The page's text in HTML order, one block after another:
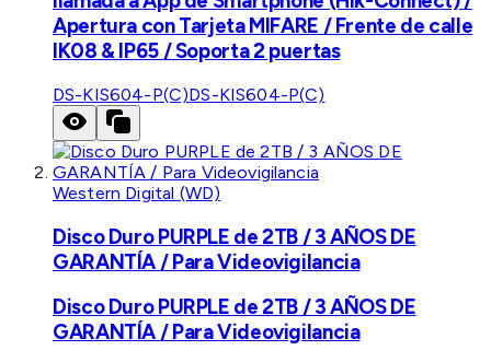
Apertura con Tarjeta MIFARE / Frente de calle
IK08 & IP65 / Soporta 2 puertas
DS-KIS604-P(C)DS-KIS604-P(C)
Western Digital (WD)
Disco Duro PURPLE de 2TB / 3 AÑOS DE
GARANTÍA / Para Videovigilancia
Disco Duro PURPLE de 2TB / 3 AÑOS DE
GARANTÍA / Para Videovigilancia